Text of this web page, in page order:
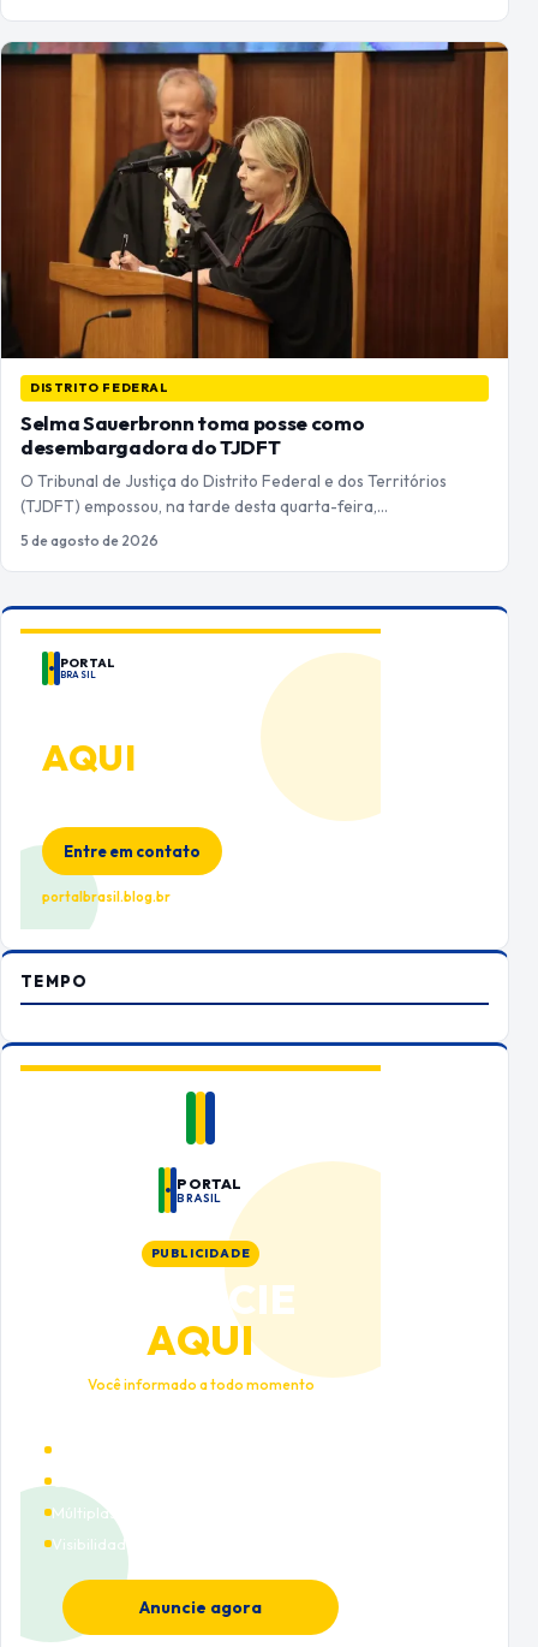
DISTRITO FEDERAL
Selma Sauerbronn toma posse como
desembargadora do TJDFT
O Tribunal de Justiça do Distrito Federal e dos Territórios
(TJDFT) empossou, na tarde desta quarta-feira,…
5 de agosto de 2026
PORTAL
BRASIL
AQUI
Entre em contato
portalbrasil.blog.br
TEMPO
PORTAL
BRASIL
PUBLICIDADE
ANUNCIE
AQUI
Você informado a todo momento
Cobertura nacional
Múltiplas categorias
Visibilidade premium
Anuncie agora